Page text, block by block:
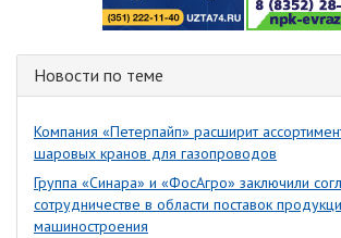
Новости по теме
Компания «Петерпайп» расширит
шаровых кранов для газопроводов
Группа «Синара» и «ФосАгро» заключили
сотрудничестве в области поставок
машиностроения